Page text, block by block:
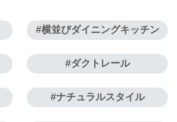
横並びダイニングキッチン
ダクトレール
ナチュラルスタイル